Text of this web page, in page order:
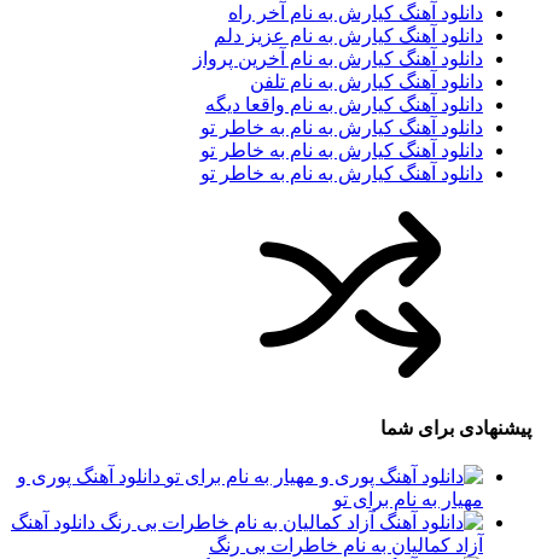
دانلود آهنگ کیارش به نام آخر راه
دانلود آهنگ کیارش به نام عزیز دلم
دانلود آهنگ کیارش به نام آخرین پرواز
دانلود آهنگ کیارش به نام تلفن
دانلود آهنگ کیارش به نام واقعا دیگه
دانلود آهنگ کیارش به نام به خاطر تو
دانلود آهنگ کیارش به نام به خاطر تو
دانلود آهنگ کیارش به نام به خاطر تو
پیشنهادی برای شما
دانلود آهنگ پوری و
مهیار به نام برای تو
دانلود آهنگ
آزاد کمالیان به نام خاطرات بی رنگ